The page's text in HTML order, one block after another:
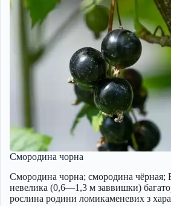
Смородина чорна
Смородина чорна; смородина
невелика (0,6—1,3 м заввишки)
рослина родини ломикаменевих з